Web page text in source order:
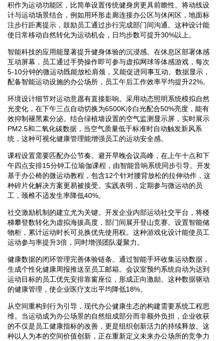
积作为运动功能区，比简单设置传统健身房更具前瞻性。将动线设
计与运动场景结合，例如用环形走廊连接办公区与休闲区，地面标
注步行距离提示，鼓励员工通过步行完成部门间沟通。这种设计能
使日常移动自然转化为运动机会，日均步数可提升30%以上。
智能科技的应用能显著提升健身体验的沉浸感。在休息区部署体感
互动屏幕，员工通过手势操作即可参与虚拟网球等体感游戏，每次
5-10分钟的微运动既能放松肩颈，又能促进同事互动。数据显示，
配备智能运动设施的办公场所，员工午后工作效率平均提升22%。
环境设计细节对运动意愿有直接影响。采用动态照明系统模拟自然
光变化，在下午三点自动切换为6500K冷白光配合50%亮度，能有
效抑制褪黑素分泌。结合绿植墙设置的空气监测显示屏，实时展示
PM2.5和二氧化碳数据，当空气质量低于标准时自动触发新风系
统，这种可视化健康管理能增强员工的运动安全感。
课程设置需要匹配办公节奏。避开早晚会议高峰，在上午十点和下
午四点安排15分钟工位瑜伽课程，由智能音响系统同步引导。开发
基于办公椅的微运动教程，包含12个针对腰背放松的拉伸动作，这
种碎片化解决方案更易被接受。实践表明，定期参与微运动的员
工，颈椎不适发生率降低40%。
社交激励机制的建立尤为关键。开发企业内部运动社交平台，将楼
梯攀登数转化为虚拟海拔高度，部门间展开登山竞赛。设置智能储
物柜，累计运动时长可兑换优先使用权。这种游戏化设计能使员工
运动参与率提升3倍，同时增强团队凝聚力。
健康数据的闭环管理完善体验链条。通过智能手环收集运动数据，
生成个性化健康周报推送至员工邮箱。会议室预约系统自动为达到
运动目标的员工优先安排靠窗座位，形成正向激励。这种数据驱动
的健康管理，使企业医疗支出平均降低18%。
从空间重构到行为引导，现代办公健康生态的构建需要系统工程思
维。当运动成为办公场景的自然组成部分而非额外负担，企业收获
的不仅是员工健康指标的改善，更是组织创新活力的持续释放。这
种以人为本的空间价值创新，正在重新定义未来办公场所的竞争力